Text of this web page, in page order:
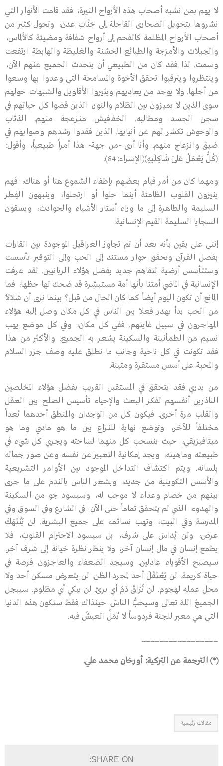
لا يهم بمن نشبه أصحاب هذه الأرواح النيرة، فقد قامت الأنوار التي
نشروها بتحويل الصحارى القاحلة إلى جَنَّاتِ عدن، وتحول كثير من
أصحاب الأرواح المظلمة كالفحم إلى أرواح شفافة ومضيئة كالألماس،
والجبلات والأمزجة والطبائع الخشنة والغليظة والهابطة ارتفعت
وسمت. لذا فقد كان من الطبيعي أن يتحدث الجميع عنهم الآن،
وينتظروا ويترقبوا تحقق الأخوة والمسامحة التي وعدوا بها وسعوا
من أجلها. ولا يوجد من يعاديهم ويثيروا الأقاويل والشبهات حولهم
سوى الذين لا يميزون بين الظلام والنور، الذين قضوا كل حياتهم في
سجن الجسد ومطالبه. الخفافيش منـزعجة منهم. الذئاب
والوحوش تكشر لهم عن أنيابها. الذين فقدوا رشدهم وصوابهم في
ضيق وانزعاج منهم. وأنا أرى -من جهة- هذا أمراً طبيعياً، وأقول:
﴿كُلٌّ يَعْمَلُ عَلَى شَاكِلَتِهِ﴾(الإسراء:84).
ومهما كان من أمر قيام بعضهم بإطفاء الشموع هنا أو هناك، فهم
ينيرون القلوب الظامئة أينما حلوا أو ارتحلوا، وينبهون الفِطر
السليمة والطاهرة إلى ما وراء أستار الأشياء والحوادث، ويسقون
السجايا السليمة القيم الإنسانية.
إنني على يقين بأنه بعد أن تم تجاوز العراقيل الموجودة بين القارات
بفضل القرآن وتحقق حوار مستند إلى الحب وإلى التوقير تأسست
وستتأسس أرضية لتفاهم جديد بفضل هؤلاء الربانيين. لقد عرفت
الإنسانية في الماضي أمتنا بأنها أمة مستبشِرة قد ضحك لها حظها، فما
المانع أن تكون اليوم أيضاً كما كان الحال من قبل؟ بينما نرى أن شلالاً
من الحب بدأ يهدر فعلاً بين الناس في كل مكان وصل إليه هؤلاء
المهاجرون في سبيل غايتهم. ففي كل مكان، وفي كل موضع يهب
نسيم من الطمأنينة والسكينة يشعر به الجميع. والأكثر من هذا
فقد تكونت في كل ناحية وجانب ما نطلق عليه وصف جزر السلام
والمحبة على أسس مستقرة ومتينة.
من يدري فقد يتحقق في المستقبل القريب بفضل هؤلاء المخلصين
الناذرين أنفسهم لفكر البعث والإحياء تأسيس الصلح بين العقل
والقلب مرة أخرى. فيكون كل من الوجدان والمنطق أحدهما بُعداً
مختلفاً للآخر، وتوضع نهاية للنـزاع بين ما هو مادي وما هو
ميتافيزيقي، حيث ينسحب كل منهما لساحته ويجري كل شيء في
طبيعته وماهيته، ويجد إمكانية التعبير عن نفسه وعن صور جماله
بلسانه. ويتم اكتشاف التداخل الموجود بين الأوامر التشريعية
والأسس التكوينية من جديد، ويشعر الناس بالندم على ما جرى
بينهم من خصام وعداء لا موجب له، وسيسود جو من السكينة
والهدوء -الذي لم يتحقق تماماً حتى الآن- في الشارع وفي السوق وفي
المدرسة وفي البيت، وتهب نسائمه على جميع البشرية. لن يُنْتَهَكَ
عرض، ولن يُداسَ على شرف، بل سيسود الاحترام القلوبَ، فلا
يطمع إنسان في مال إنسان آخر، ولا ينظر نظرة خيانة إلى شرف آخر.
سيصبح الأقوياء عادلين. وسيجد الضعفاء والعاجزون فرصة في
حياة كريمة. لن يُعْتَقَلَ أحد لمجرد الظن. لن يتعرض مسكن أحد ولا
محل عمله لهجوم. لن تُرَاقَ دَمُ أي برئ. لن يبكي أي مظلوم. سيبجل
الجميعُ اللهَ تعالى وسيحبُّ الناسَ. حينذاك فقط ستكون هذه الدنيا
التي هي معبر للجنة فردوساً لا يُمَلُّ العيشُ فيه.
_________________
(*) الترجمة عن التركية: أورخان محمد علي.
مقالات رئيسية
SHARE ON: